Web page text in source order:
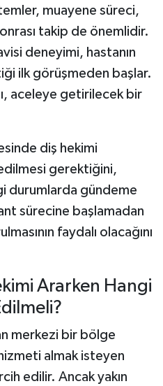
muayene süreci,
takip de önemlidir.
deneyimi, hastanın
ilk görüşmeden başlar.
aceleye getirilecek bir
diş hekimi
gerektiğini,
durumlarda gündeme
sürecine başlamadan
faydalı olacağını
Ararken Hangi
merkezi bir bölge
almak isteyen
edilir. Ancak yakın